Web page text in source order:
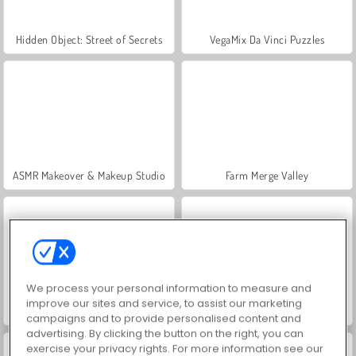
Hidden Object: Street of Secrets VegaMix Da Vinci Puzzles
ASMR Makeover & Makeup Studio Farm Merge Valley
Let's Fish! Smash Defense
We process your personal information to measure and
improve our sites and service, to assist our marketing
campaigns and to provide personalised content and
advertising. By clicking the button on the right, you can
exercise your privacy rights. For more information see our